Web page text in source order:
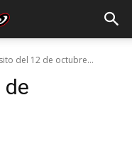
del 12 de octubre…